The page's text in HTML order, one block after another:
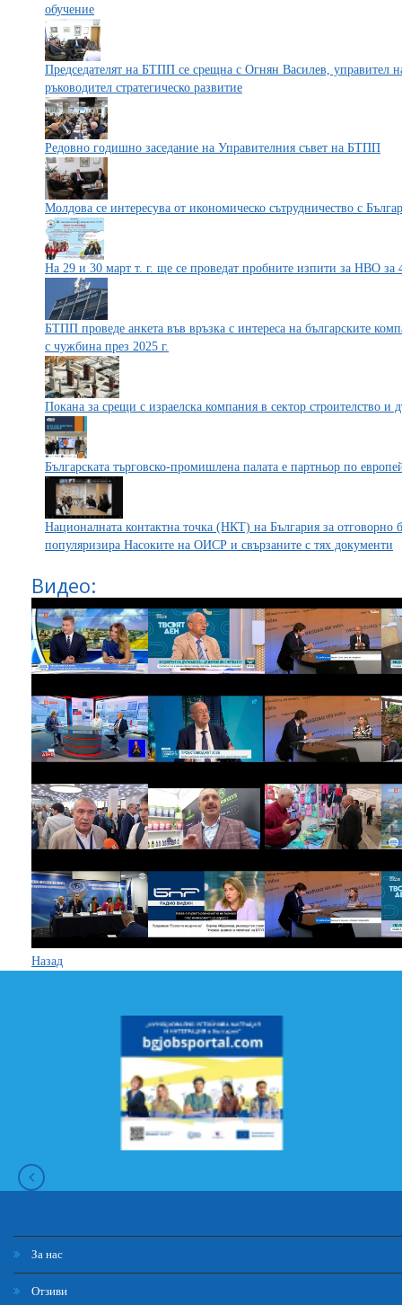
обучение
Председателят на БТПП се срещна с Огнян Василев, управител
ръководител стратегическо развитие
Редовно годишно заседание на Управителния съвет на БТПП
Молдова се интересува от икономическо сътрудничество с
На 29 и 30 март т. г. ще се проведат пробните изпити за НВО за
БТПП проведе анкета във връзка с интереса на българските
с чужбина през 2025 г.
Покана за срещи с израелска компания в сектор строителство и
Българската търговско-промишлена палата е партньор по
Националната контактна точка (НКТ) на България за отговорно
популяризира Насоките на ОИСР и свързаните с тях документи
Видео:
Назад
За нас
Отзиви